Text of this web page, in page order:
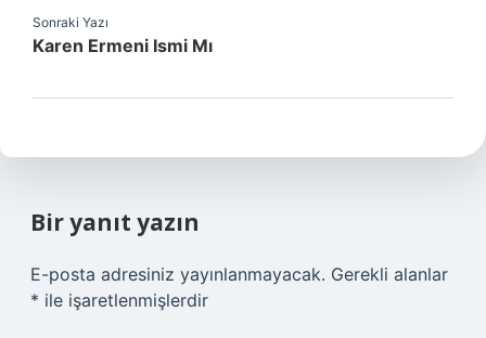
Sonraki Yazı
Karen Ermeni Ismi Mı
Bir yanıt yazın
E-posta adresiniz yayınlanmayacak. Gerekli alanlar
* ile işaretlenmişlerdir